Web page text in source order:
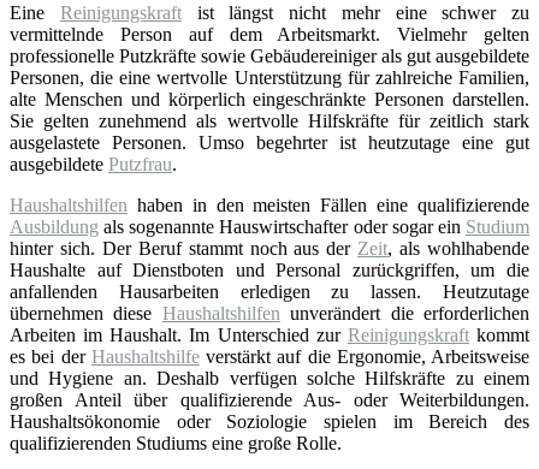
Eine Reinigungskraftist längst nicht mehr eine schwer zu
vermittelnde Person auf dem Arbeitsmarkt. Vielmehr gelten
professionelle Putzkräfte sowie Gebäudereiniger als gut ausgebildete
Personen, die eine wertvolle Unterstützung für zahlreiche Familien,
alte Menschen und körperlich eingeschränkte Personen darstellen.
Sie gelten zunehmend als wertvolle Hilfskräfte für zeitlich stark
ausgelastete Personen. Umso begehrter ist heutzutage eine gut
ausgebildete Putzfrau.
Haushaltshilfen haben in den meisten Fällen eine qualifizierende
Ausbildung als sogenannte Hauswirtschafter oder sogar ein Studium
hinter sich. Der Beruf stammt noch aus der Zeit, als wohlhabende
Haushalte auf Dienstboten und Personal zurückgriffen, um die
anfallenden Hausarbeiten erledigen zu lassen. Heutzutage
übernehmen diese Haushaltshilfen unverändert die erforderlichen
Arbeiten im Haushalt. Im Unterschied zur Reinigungskraftkommt
es bei der Haushaltshilfeverstärkt auf die Ergonomie, Arbeitsweise
und Hygiene an. Deshalb verfügen solche Hilfskräfte zu einem
großen Anteil über qualifizierende Aus- oder Weiterbildungen.
Haushaltsökonomie oder Soziologie spielen im Bereich des
qualifizierenden Studiums eine große Rolle.